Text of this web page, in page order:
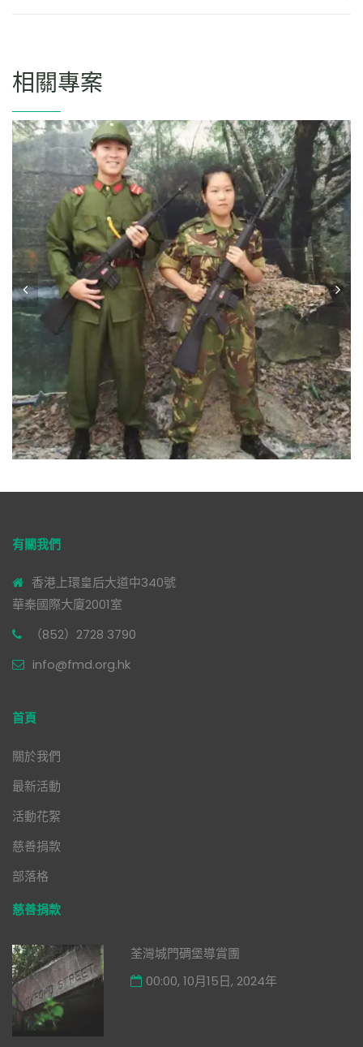
相關專案
有關我們
香港上環皇后大道中340號
華秦國際大廈2001室
（852）2728 3790
info@fmd.org.hk
首頁
關於我們
最新活動
活動花絮
慈善捐款
部落格
慈善捐款
荃灣城門碉堡導賞團
00:00, 10月15日, 2024年